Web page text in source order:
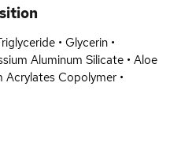
• Glycerin •
Aluminum Silicate • Aloe
Acrylates Copolymer •